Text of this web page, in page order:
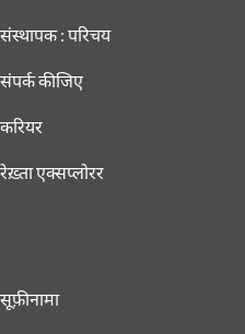
संस्थापक : परिचय
संपर्क कीजिए
करियर
रेख़्ता एक्सप्लोरर
सूफ़ीनामा